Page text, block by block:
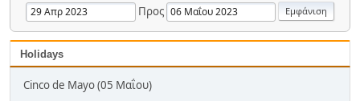
Προς
Holidays
Cinco de Mayo (05 Μαΐου)